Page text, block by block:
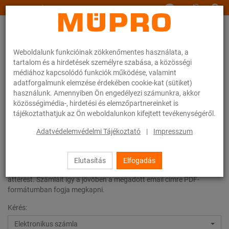
Weboldalunk funkcióinak zökkenőmentes használata, a
tartalom és a hirdetések személyre szabása, a közösségi
médiához kapcsolódó funkciók működése, valamint
adatforgalmunk elemzése érdekében cookie-kat (sütiket)
használunk. Amennyiben Ön engedélyezi számunkra, akkor
közösségimédia-, hirdetési és elemzőpartnereinket is
tájékoztathatjuk az Ön weboldalunkon kifejtett tevékenységéről.
Adatvédelemvédelmi Tájékoztató | Impresszum
Elutasítás Elfogadás
www.muepro.hu
Kapcsolat
Kapcsolat
Ezzel az űrlappal igényelheti az elektronikus számlázásra való
áttérést. Számláit így a jövőben a megadott email címre PDF-
formátumban fogja megkapni.
Kérés:
Elektronikus számla